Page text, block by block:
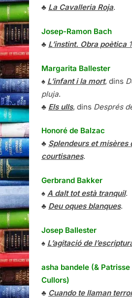
♣ La Cavalleria Roja.
Josep-Ramon Bach
♣ L’instint. Obra poètica
Margarita Ballester
♠ L’infant i la mort, dins
pluja.
♣ Els ulls, dins Després
Honoré de Balzac
♣ Splendeurs et misères
courtisanes.
Gerbrand Bakker
♠ A dalt tot està tranquil.
♣ Deu oques blanques.
Josep Ballester
♠ L’agitació de
asha bandele (&
Cullors)
♣ Cuando te llaman